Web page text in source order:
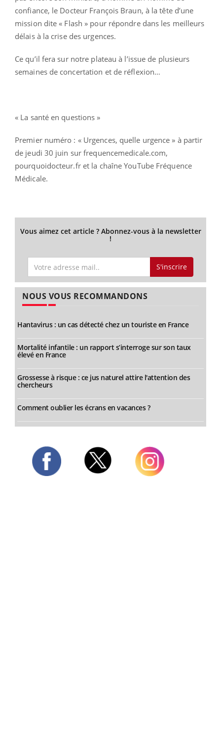
confiance, le Docteur François Braun, à la tête d’une
mission dite « Flash » pour répondre dans les meilleurs
délais à la crise des urgences.
Ce qu’il fera sur notre plateau à l’issue de plusieurs
semaines de concertation et de réflexion…
« La santé en questions »
Premier numéro : « Urgences, quelle urgence » à partir
de jeudi 30 juin sur frequencemedicale.com,
pourquoidocteur.fr et la chaîne YouTube Fréquence
Médicale.
Vous aimez cet article ? Abonnez-vous à la newsletter
!
S'inscrire
NOUS VOUS RECOMMANDONS
Hantavirus : un cas détecté chez un touriste en France
Mortalité infantile : un rapport s’interroge sur son taux
élevé en France
Grossesse à risque : ce jus naturel attire l'attention des
chercheurs
Comment oublier les écrans en vacances ?